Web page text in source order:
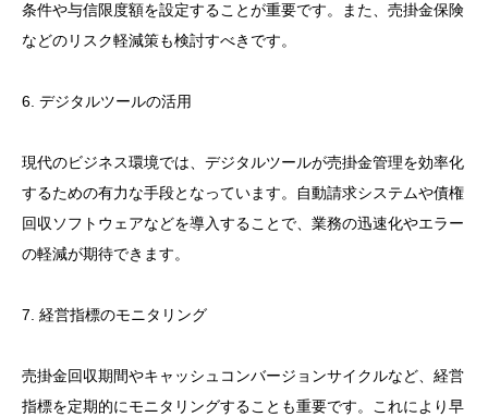
条件や与信限度額を設定することが重要です。また、売掛金保険
などのリスク軽減策も検討すべきです。
6. デジタルツールの活用
現代のビジネス環境では、デジタルツールが売掛金管理を効率化
するための有力な手段となっています。自動請求システムや債権
回収ソフトウェアなどを導入することで、業務の迅速化やエラー
の軽減が期待できます。
7. 経営指標のモニタリング
売掛金回収期間やキャッシュコンバージョンサイクルなど、経営
指標を定期的にモニタリングすることも重要です。これにより早